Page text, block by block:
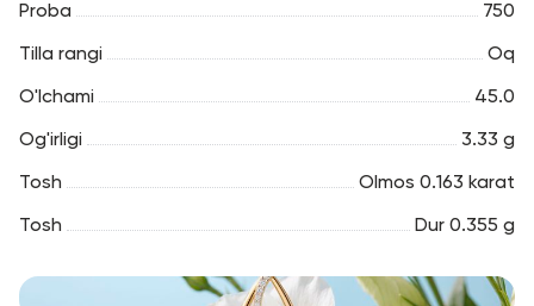
Proba 750
Tilla rangi Oq
O'lchami 45.0
Og'irligi 3.33 g
Tosh Olmos 0.163 karat
Tosh Dur 0.355 g